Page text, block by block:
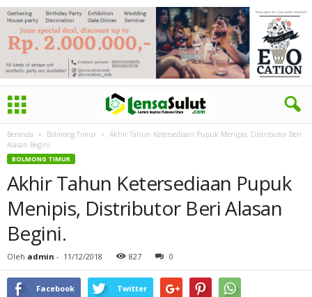
Beranda Bolmong Timur
Akhir Tahun Ketersediaan Pupuk Menipis, Distributor Beri
Alasan Begini.
BOLMONG TIMUR
Akhir Tahun Ketersediaan Pupuk
Menipis, Distributor Beri Alasan
Begini.
Oleh admin - 11/12/2018 827 0
Facebook Twitter